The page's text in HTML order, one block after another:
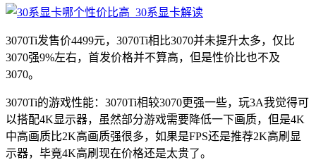
3070Ti发售价4499元，3070Ti相比3070并未提升太多，仅比
3070强9%左右，首发价格并不算高，但是性价比也不及
3070。
3070Ti的游戏性能：3070Ti相较3070更强一些，玩3A我觉得可
以搭配4K显示器，虽然部分游戏需要降低一下画质，但是4K
中高画质比2K高画质强很多，如果是FPS还是推荐2K高刷显
示器，毕竟4K高刷现在价格还是太贵了。